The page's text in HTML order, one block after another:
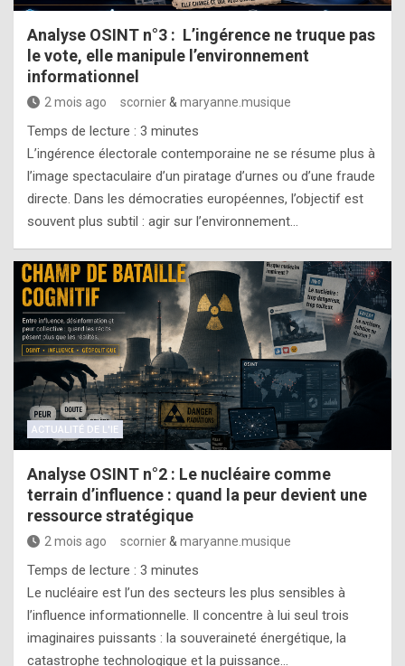
Analyse OSINT n°3 : L’ingérence ne truque pas
le vote, elle manipule l’environnement
informationnel
2 mois ago scornier& maryanne.musique
Temps de lecture : 3 minutes
L’ingérence électorale contemporaine ne se résume plus à
l’image spectaculaire d’un piratage d’urnes ou d’une fraude
directe. Dans les démocraties européennes, l’objectif est
souvent plus subtil : agir sur l’environnement…
ACTUALITÉ DE L'IE
Analyse OSINT n°2 : Le nucléaire comme
terrain d’influence : quand la peur devient une
ressource stratégique
2 mois ago scornier& maryanne.musique
Temps de lecture : 3 minutes
Le nucléaire est l’un des secteurs les plus sensibles à
l’influence informationnelle. Il concentre à lui seul trois
imaginaires puissants : la souveraineté énergétique, la
catastrophe technologique et la puissance…